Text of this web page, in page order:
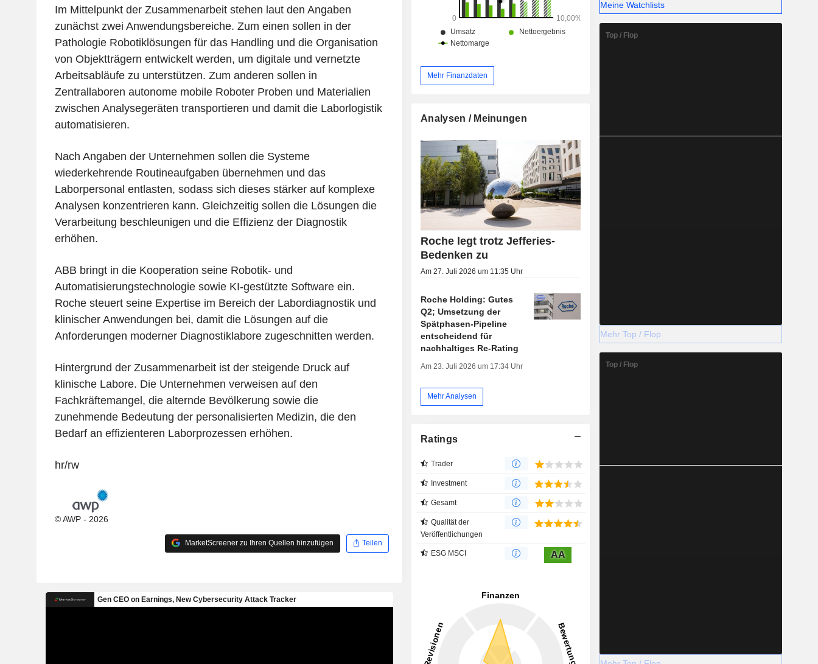
Im Mittelpunkt der Zusammenarbeit stehen laut den Angaben
zunächst zwei Anwendungsbereiche. Zum einen sollen in der
Pathologie Robotiklösungen für das Handling und die Organisation
von Objektträgern entwickelt werden, um digitale und vernetzte
Arbeitsabläufe zu unterstützen. Zum anderen sollen in
Zentrallaboren autonome mobile Roboter Proben und Materialien
zwischen Analysegeräten transportieren und damit die Laborlogistik
automatisieren.
Nach Angaben der Unternehmen sollen die Systeme
wiederkehrende Routineaufgaben übernehmen und das
Laborpersonal entlasten, sodass sich dieses stärker auf komplexe
Analysen konzentrieren kann. Gleichzeitig sollen die Lösungen die
Verarbeitung beschleunigen und die Effizienz der Diagnostik
erhöhen.
ABB bringt in die Kooperation seine Robotik- und
Automatisierungstechnologie sowie KI-gestützte Software ein.
Roche steuert seine Expertise im Bereich der Labordiagnostik und
klinischer Anwendungen bei, damit die Lösungen auf die
Anforderungen moderner Diagnostiklabore zugeschnitten werden.
Hintergrund der Zusammenarbeit ist der steigende Druck auf
klinische Labore. Die Unternehmen verweisen auf den
Fachkräftemangel, die alternde Bevölkerung sowie die
zunehmende Bedeutung der personalisierten Medizin, die den
Bedarf an effizienteren Laborprozessen erhöhen.
hr/rw
© AWP - 2026
MarketScreener zu Ihren Quellen hinzufügen Teilen
Mehr Finanzdaten
Analysen / Meinungen
Roche legt trotz Jefferies-
Bedenken zu
Am 27. Juli 2026 um 11:35 Uhr
Roche Holding: Gutes
Q2; Umsetzung der
Spätphasen-Pipeline
entscheidend für
nachhaltiges Re-Rating
Am 23. Juli 2026 um 17:34 Uhr
Mehr Analysen
Ratings
Trader
Investment
Gesamt
Qualität der
Veröffentlichungen
ESG MSCI AA
Meine Watchlists
Top / Flop
Mehr Top / Flop
Top / Flop